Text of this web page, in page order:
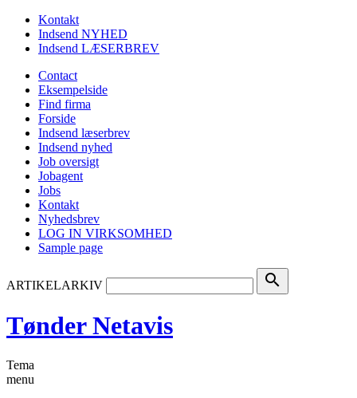
Kontakt
Indsend NYHED
Indsend LÆSERBREV
Contact
Eksempelside
Find firma
Forside
Indsend læserbrev
Indsend nyhed
Job oversigt
Jobagent
Jobs
Kontakt
Nyhedsbrev
LOG IN VIRKSOMHED
Sample page
ARTIKELARKIV search
Tønder Netavis
Tema
menu